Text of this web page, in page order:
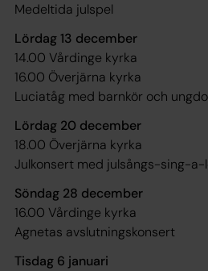
Medeltida julspel
Lördag 13 december
14.00 Vårdinge kyrka
16.00 Överjärna kyrka
Luciatåg med barnkör och
Lördag 20 december
18.00 Överjärna kyrka
Julkonsert med julsångs-sing-a-
Söndag 28 december
16.00 Vårdinge kyrka
Agnetas avslutningskonsert
Tisdag 6 januari